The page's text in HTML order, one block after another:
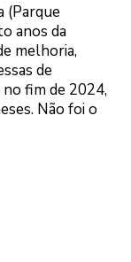
(Parque
anos da
melhoria,
de
fim de 2024,
Não foi o